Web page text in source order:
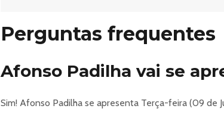
Descrição
“A realização e produção do evento é de inteira
INGRESSO ONLINE: APRESENTE NA TELA DO
**PROIBIDA ENTRADA APÓS O INÍCIO DO
Perguntas frequentes
Afonso Padilha vai se
Sim! Afonso Padilha se apresenta Terça-feira (09 de